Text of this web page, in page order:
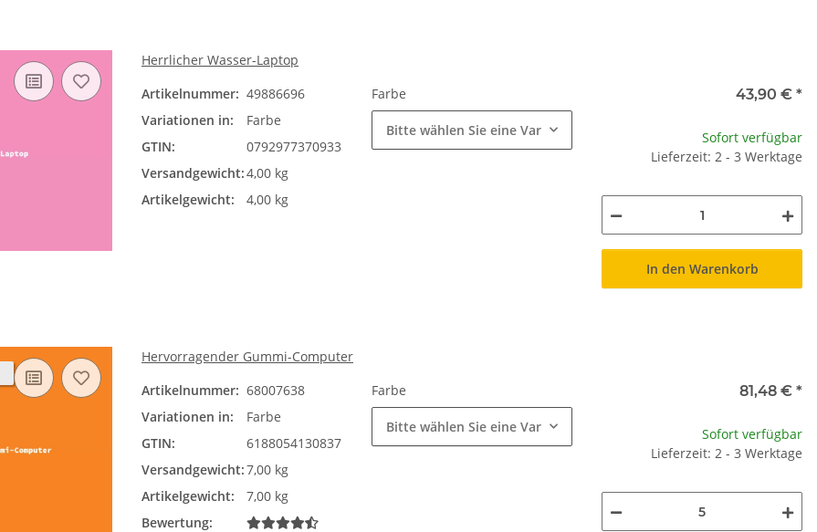
Herrlicher Wasser-Laptop
Artikelnummer: 49886696
Variationen in:
Farbe
GTIN:
0792977370933
Versandgewicht:4,00 kg
Artikelgewicht:
4,00 kg
Farbe
Bitte wählen Sie eine Variation.
43,90 € *
Sofort verfügbar
Lieferzeit: 2 - 3 Werktage
In den Warenkorb
Hervorragender Gummi-Computer
Artikelnummer: 68007638
Variationen in:
Farbe
GTIN:
6188054130837
Versandgewicht:7,00 kg
Artikelgewicht:
7,00 kg
Bewertung:
Farbe
Bitte wählen Sie eine Variation.
81,48 € *
Sofort verfügbar
Lieferzeit: 2 - 3 Werktage